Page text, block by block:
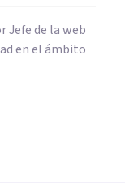
Jefe de la web
en el ámbito